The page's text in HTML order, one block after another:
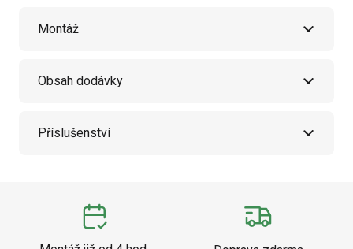
Montáž
Obsah dodávky
Příslušenství